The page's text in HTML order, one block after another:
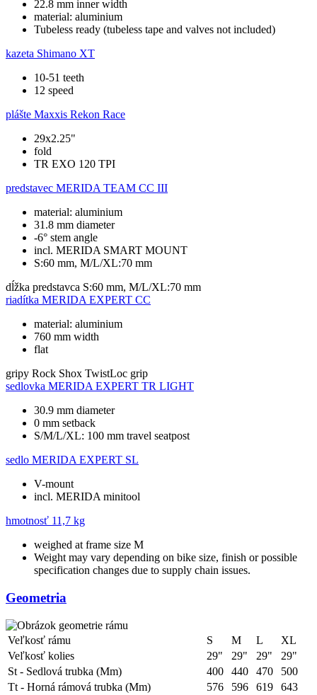
22.8 mm inner width
material: aluminium
Tubeless ready (tubeless tape and valves not included)
kazeta Shimano XT
10-51 teeth
12 speed
plášte Maxxis Rekon Race
29x2.25"
fold
TR EXO 120 TPI
predstavec MERIDA TEAM CC III
material: aluminium
31.8 mm diameter
-6° stem angle
incl. MERIDA SMART MOUNT
S:60 mm, M/L/XL:70 mm
dĺžka predstavca S:60 mm, M/L/XL:70 mm
riadítka MERIDA EXPERT CC
material: aluminium
760 mm width
flat
gripy Rock Shox TwistLoc grip
sedlovka MERIDA EXPERT TR LIGHT
30.9 mm diameter
0 mm setback
S/M/L/XL: 100 mm travel seatpost
sedlo MERIDA EXPERT SL
V-mount
incl. MERIDA minitool
hmotnosť 11,7 kg
weighed at frame size M
Weight may vary depending on bike size, finish or possible
specification changes due to supply chain issues.
Geometria
Veľkosť rámu S M L
XL
Veľkosť kolies
29" 29" 29"
29"
St - Sedlová trubka (Mm)
400 440 470
500
Tt - Horná rámová trubka (Mm)
576 596 619
643